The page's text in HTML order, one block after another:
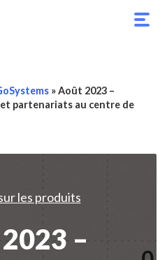
»Août 2023 –
partenariats au centre de
les produits
–